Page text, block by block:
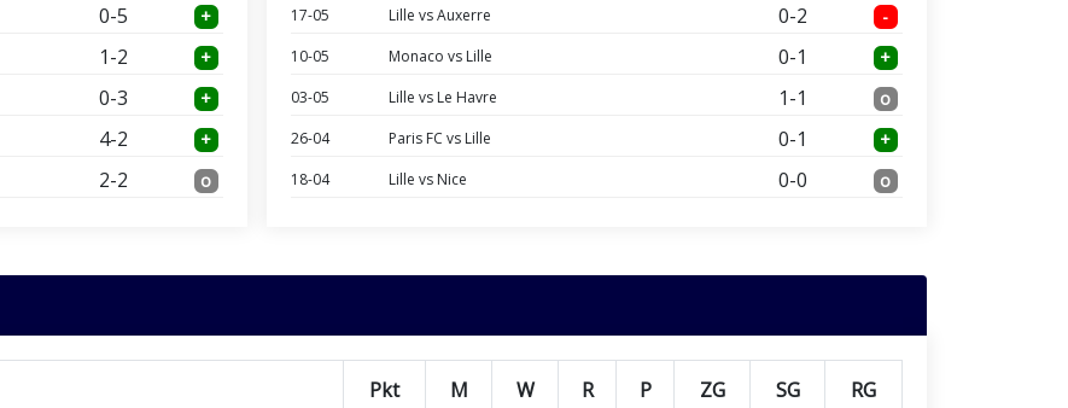
0-5 +
1-2 +
0-3 +
4-2 +
2-2 o
17-05 Lille vs Auxerre 0-2 -
10-05 Monaco vs Lille 0-1 +
03-05 Lille vs Le Havre 1-1 o
26-04 Paris FC vs Lille 0-1 +
18-04 Lille vs Nice 0-0 o
Pkt M W R P ZG SG RG